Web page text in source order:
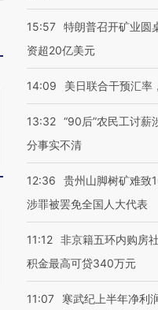
航飞行员跨国走私7万
粒摇头丸 尿检体内含3种
视线｜被
推广】走进第四届链博
会，让数智科技“链”接产
【特别呈
15:57 特朗普召开矿业圆
资超20亿美元
14:09 美日联合干预汇率
13:32 “90后”农民工讨薪
分事实不清
12:36
贵州山脚树矿难致
涉罪被罢免全国人大代表
11:12 非京籍五环内购房
积金最高可贷340万元
11:07
寒武纪上半年净利